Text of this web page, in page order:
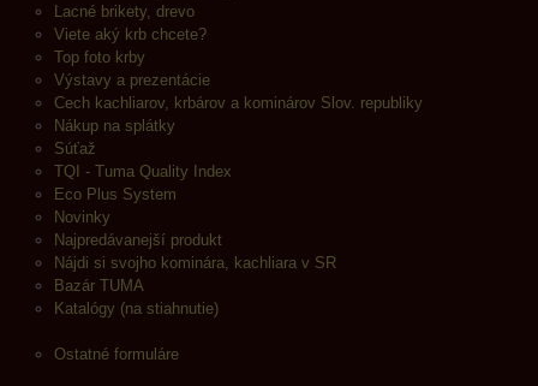
Lacné brikety, drevo
Viete aký krb chcete?
Top foto krby
Výstavy a prezentácie
Cech kachliarov, krbárov a kominárov Slov. republiky
Nákup na splátky
Súťaž
TQI - Tuma Quality Index
Eco Plus System
Novinky
Najpredávanejší produkt
Nájdi si svojho kominára, kachliara v SR
Bazár TUMA
Katalógy (na stiahnutie)
Ostatné formuláre